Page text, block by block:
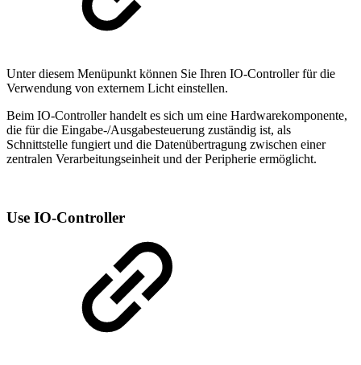
Unter diesem Menüpunkt können Sie Ihren IO-Controller für die
Verwendung von externem Licht einstellen.
Beim IO-Controller handelt es sich um eine Hardwarekomponente,
die für die Eingabe-/Ausgabesteuerung zuständig ist, als
Schnittstelle fungiert und die Datenübertragung zwischen einer
zentralen Verarbeitungseinheit und der Peripherie ermöglicht.
Use IO-Controller